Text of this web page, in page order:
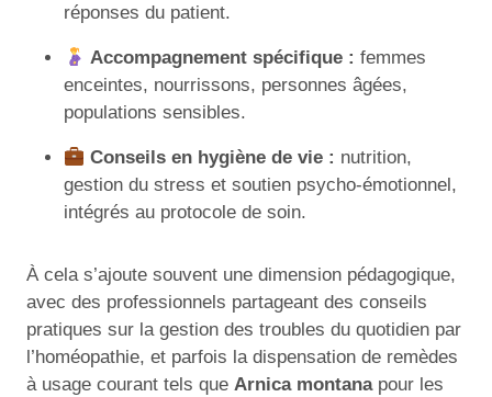
réponses du patient.
Accompagnement spécifique : femmes
enceintes, nourrissons, personnes âgées,
populations sensibles.
Conseils en hygiène de vie : nutrition,
gestion du stress et soutien psycho-émotionnel,
intégrés au protocole de soin.
À cela s’ajoute souvent une dimension pédagogique,
avec des professionnels partageant des conseils
pratiques sur la gestion des troubles du quotidien par
l’homéopathie, et parfois la dispensation de remèdes
à usage courant tels que Arnica montanapour les